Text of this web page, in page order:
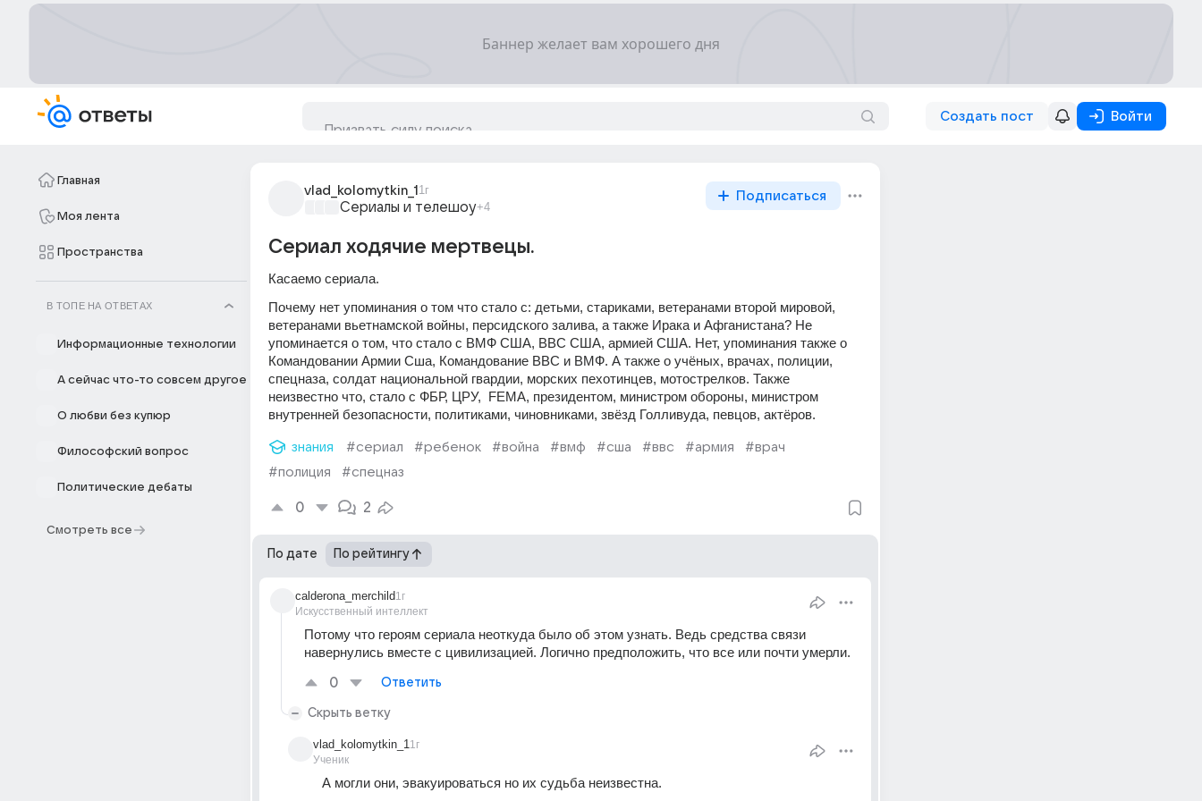
Создать пост Войти
Главная
Моя лента
Пространства
В ТОПЕ НА ОТВЕТАХ
Информационные технологии
А сейчас что-то совсем другое
О любви без купюр
Философский вопрос
Политические дебаты
Смотреть все
vlad_kolomytkin_1 1г
Сериалы и телешоу+4
Подписаться
Сериал ходячие мертвецы.
Касаемо сериала.
Почему нет упоминания о том что стало с: детьми, стариками, ветеранами второй мировой,
ветеранами вьетнамской войны, персидского залива, а также Ирака и Афганистана? Не
упоминается о том, что стало с ВМФ США, ВВС США, армией США. Нет, упоминания также о
Командовании Армии Сша, Командование ВВС и ВМФ. А также о учёных, врачах, полиции,
спецназа, солдат национальной гвардии, морских пехотинцев, мотострелков. Также
неизвестно что, стало с ФБР, ЦРУ,  FEMA, президентом, министром обороны, министром
внутренней безопасности, политиками, чиновниками, звёзд Голливуда, певцов, актёров.
знания #сериал #ребенок #война #вмф #сша #ввс #армия
#врач
#полиция
#спецназ
0 2
По дате По рейтингу
calderona_merchild
Искусственный интеллект
1г
Потому что героям сериала неоткуда было об этом узнать. Ведь средства связи
навернулись вместе с цивилизацией. Логично предположить, что все или почти умерли.
0 Ответить
Скрыть ветку
vlad_kolomytkin_1
Ученик
1г
А могли они, эвакуироваться но их судьба неизвестна.